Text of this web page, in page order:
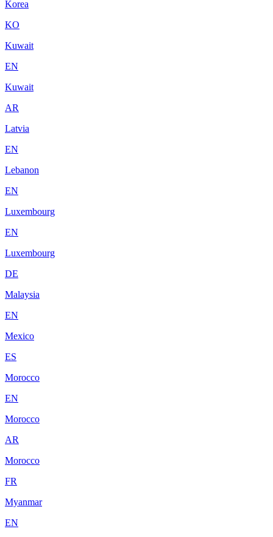
Korea
KO
Kuwait
EN
Kuwait
AR
Latvia
EN
Lebanon
EN
Luxembourg
EN
Luxembourg
DE
Malaysia
EN
Mexico
ES
Morocco
EN
Morocco
AR
Morocco
FR
Myanmar
EN